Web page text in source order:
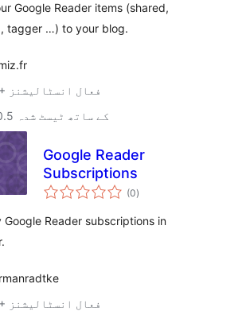
Google Reader items (shared,
tagger …) to your blog.
10+ فعال انسٹالیشنز
3.0.5 کے ساتھ ٹیسٹ شدہ
Google Reader
Subscriptions
(0مجموعی
درجہ
)
Google Reader subscriptions in
10+ فعال انسٹالیشنز